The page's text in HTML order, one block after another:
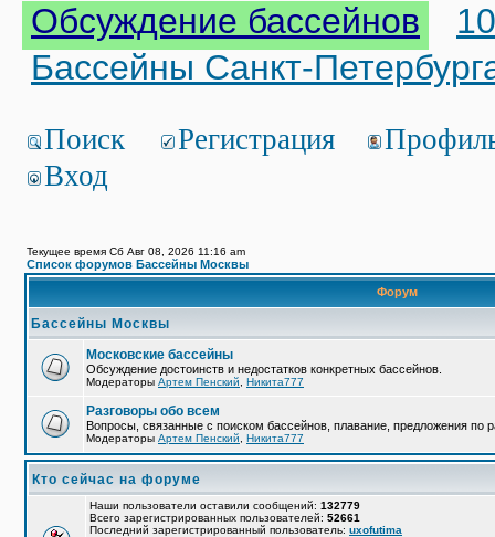
Обсуждение бассейнов
Бассейны Санкт-
Поиск Регистрация
Вход
Текущее время Сб Авг 08, 2026 11:16 am
Список форумов Бассейны Москвы
Форум
Бассейны Москвы
Московские бассейны
Обсуждение достоинств и недостатков конкретных бассейнов.
Модераторы Артем Пенский Никита777
Разговоры обо всем
Вопросы, связанные с поиском бассейнов, плавание, предложения по
Модераторы Артем Пенский Никита777
Кто сейчас на форуме
Наши пользователи оставили сообщений: 132779
Всего зарегистрированных пользователей: 52661
Последний зарегистрированный пользователь: uxofutima